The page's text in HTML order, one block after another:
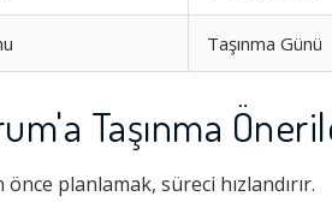
Taşınma Günü
Taşınma
planlamak, süreci hızlandırır.